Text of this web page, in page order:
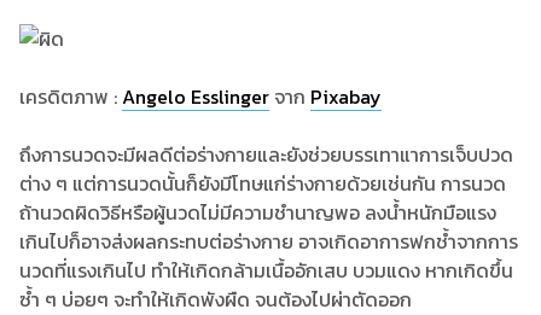
เครดิตภาพ :Angelo Esslingerจาก Pixabay
ถึงการนวดจะมีผลดีต่อร่างกายและยังช่วยบรรเทาแาการเจ็บปวด
ต่าง ๆ แต่การนวดนั้นก็ยังมีโทษแก่ร่างกายด้วยเช่นกัน การนวด
ถ้านวดผิดวิธีหรือผู้นวดไม่มีความชำนาญพอ ลงน้ำหนักมือแรง
เกินไปก็อาจส่งผลกระทบต่อร่างกาย อาจเกิดอาการฟกช้ำจากการ
นวดที่แรงเกินไป ทำให้เกิดกล้ามเนื้ออักเสบ บวมแดง หากเกิดขึ้น
ซ้ำ ๆ บ่อยๆ จะทำให้เกิดพังผืด จนต้องไปผ่าตัดออก